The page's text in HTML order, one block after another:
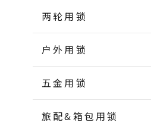
两轮用锁
户外用锁
五金用锁
旅配&箱包用锁